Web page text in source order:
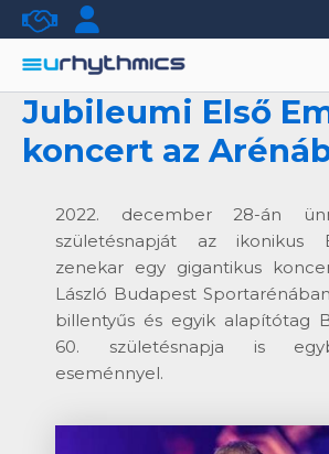
Skip
to
content
Jubileumi Első
koncert az
2022. december 28-án
születésnapját az ikonikus
zenekar egy gigantikus
László Budapest
billentyűs és egyik alapítótag
60. születésnapja is
eseménnyel.